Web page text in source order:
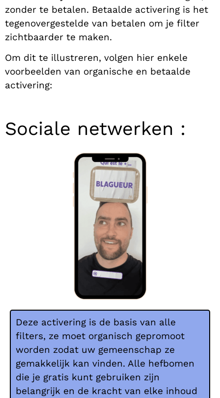
zonder te betalen. Betaalde activering is het
tegenovergestelde van betalen om je filter
zichtbaarder te maken.
Om dit te illustreren, volgen hier enkele
voorbeelden van organische en betaalde
activering:
Sociale netwerken :
Deze activering is de basis van alle
filters, ze moet organisch gepromoot
worden zodat uw gemeenschap ze
gemakkelijk kan vinden. Alle hefbomen
die je gratis kunt gebruiken zijn
belangrijk en de kracht van elke inhoud